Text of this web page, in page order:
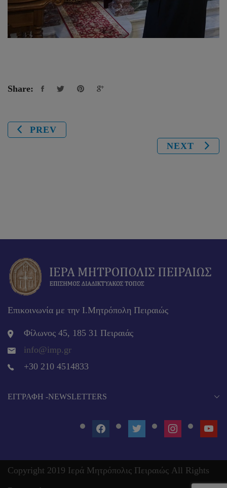
Share:
PREV
NEXT
Επικοινωνία με την Ι.Μητρόπολη Πειραιώς
Φίλωνος 45, 185 31 Πειραιάς
info@imp.gr
+30 210 4514833
EΓΓΡΑΦΉ -NEWSLETTERS
FACEBOOKTWITTER INSTAGRAM
Copyright 2019 Ιερά Μητρόπολις Πειραιώς All Rights